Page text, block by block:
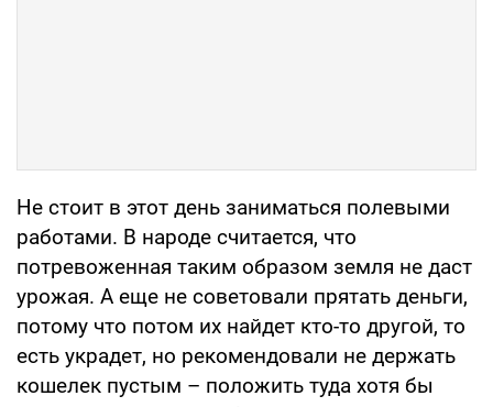
Не стоит в этот день заниматься полевыми
работами. В народе считается, что
потревоженная таким образом земля не даст
урожая. А еще не советовали прятать деньги,
потому что потом их найдет кто-то другой, то
есть украдет, но рекомендовали не держать
кошелек пустым – положить туда хотя бы